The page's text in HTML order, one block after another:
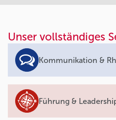
Unser vollständiges
Kommunikation &
Führung &